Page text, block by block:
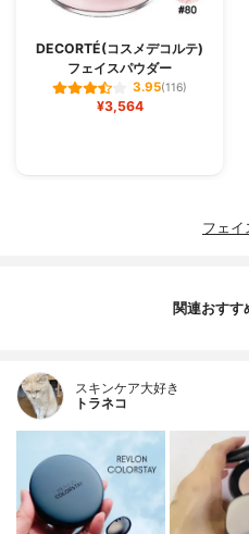
DECORTÉ(コスメデコルテ)
フェイスパウダー
3.95(116)
¥3,564
フェイ
関連おすす
スキンケア大好き
トラネコ